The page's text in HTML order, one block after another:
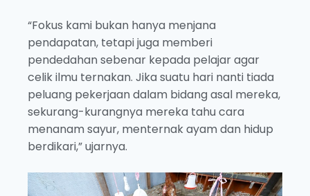
“Fokus kami bukan hanya menjana
pendapatan, tetapi juga memberi
pendedahan sebenar kepada pelajar agar
celik ilmu ternakan. Jika suatu hari nanti tiada
peluang pekerjaan dalam bidang asal mereka,
sekurang-kurangnya mereka tahu cara
menanam sayur, menternak ayam dan hidup
berdikari,” ujarnya.